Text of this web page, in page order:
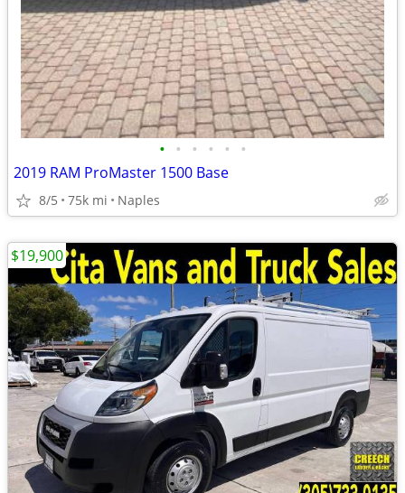
• • • • • •
2019 RAM ProMaster 1500 Base
8/5 75k mi Naples
$19,900